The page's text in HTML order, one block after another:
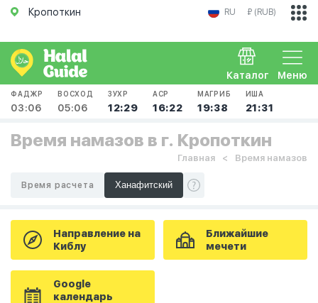
Кропоткин RU ₽ (RUB)
Меню
Каталог
ФАДЖР
03:06
ВОСХОД
05:06
ЗУХР
12:29
АСР
16:22
МАГРИБ
19:38
ИША
21:31
Время намазов в г. Кропоткин
Главная Время намазов
Время расчета
Направление на
Киблу
Ближайшие
мечети
Google
календарь